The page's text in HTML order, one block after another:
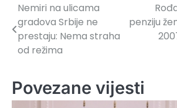
Navigacija
članaka
Nemiri na ulicama
gradova Srbije ne
prestaju: Nema straha
od režima
penziju
Povezane vijesti